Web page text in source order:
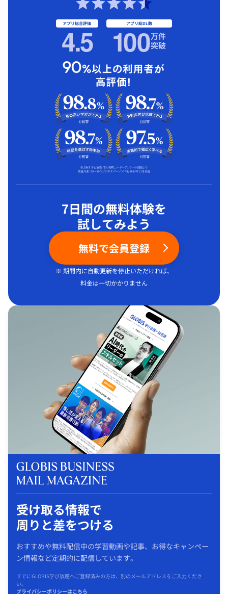
アプリ総合評価
4.5 アプリ総DL数
100万件
突破
7日間の無料体験を
試してみよう
無料で会員登録
※ 期間内に自動更新を停止いただければ、
料金は一切かかりません
受け取る情報で
周りと差をつける
おすすめや無料配信中の学習動画や記事、お得なキャンペー
ン情報など定期的に配信しています。
すでにGLOBIS学び放題へご登録済みの方は、別のメールアドレスをご入力くださ
い。
プライバシーポリシーはこちら